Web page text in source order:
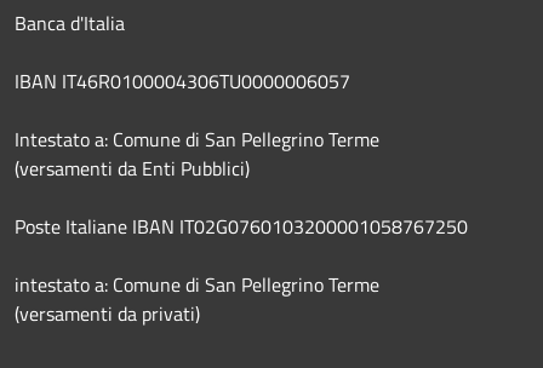
Banca d'Italia
IBAN IT46R0100004306TU0000006057
Intestato a: Comune di San Pellegrino Terme
(versamenti da Enti Pubblici)
Poste Italiane IBAN IT02G0760103200001058767250
intestato a: Comune di San Pellegrino Terme
(versamenti da privati)